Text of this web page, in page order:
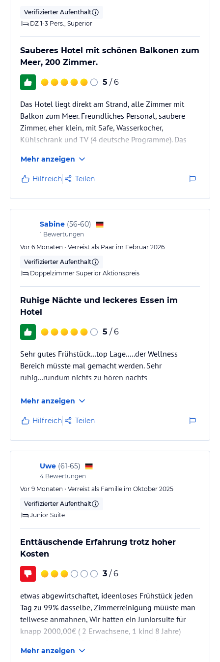
Verifizierter Aufenthalt
DZ 1-3 Pers., Superior
Sauberes Hotel mit schönen Balkonen zum
Meer, 200 Zimmer.
5 / 6
Das Hotel liegt direkt am Strand, alle Zimmer mit
Balkon zum Meer. Freundliches Personal, saubere
Zimmer, eher klein, mit Safe, Wasserkocher,
Kühlschrank und TV (4 deutsche Programme). Das
Mehr anzeigen
Hilfreich Teilen
Sabine (56-60)
1 Bewertungen
Vor 6 Monaten • Verreist als Paar im Februar 2026
Verifizierter Aufenthalt
Doppelzimmer Superior Aktionspreis
Ruhige Nächte und leckeres Essen im
Hotel
5 / 6
Sehr gutes Frühstück...top Lage.....der Wellness
Bereich müsste mal gemacht werden. Sehr
ruhig...rundum nichts zu hören nachts
Mehr anzeigen
Hilfreich Teilen
Uwe (61-65)
4 Bewertungen
Vor 9 Monaten • Verreist als Familie im Oktober 2025
Verifizierter Aufenthalt
Junior Suite
Enttäuschende Erfahrung trotz hoher
Kosten
3 / 6
etwas abgewirtschaftet, ideenloses Frühstück jeden
Tag zu 99% dasselbe, Zimmerreinigung müüste man
teilwese anmahnen, Wir hatten ein Juniorsuite für
knapp 2000,00€ ( 2 Erwachsene, 1 kind 8 Jahre)
immer wieder von den lauten Fahrgeräuschen
Mehr anzeigen